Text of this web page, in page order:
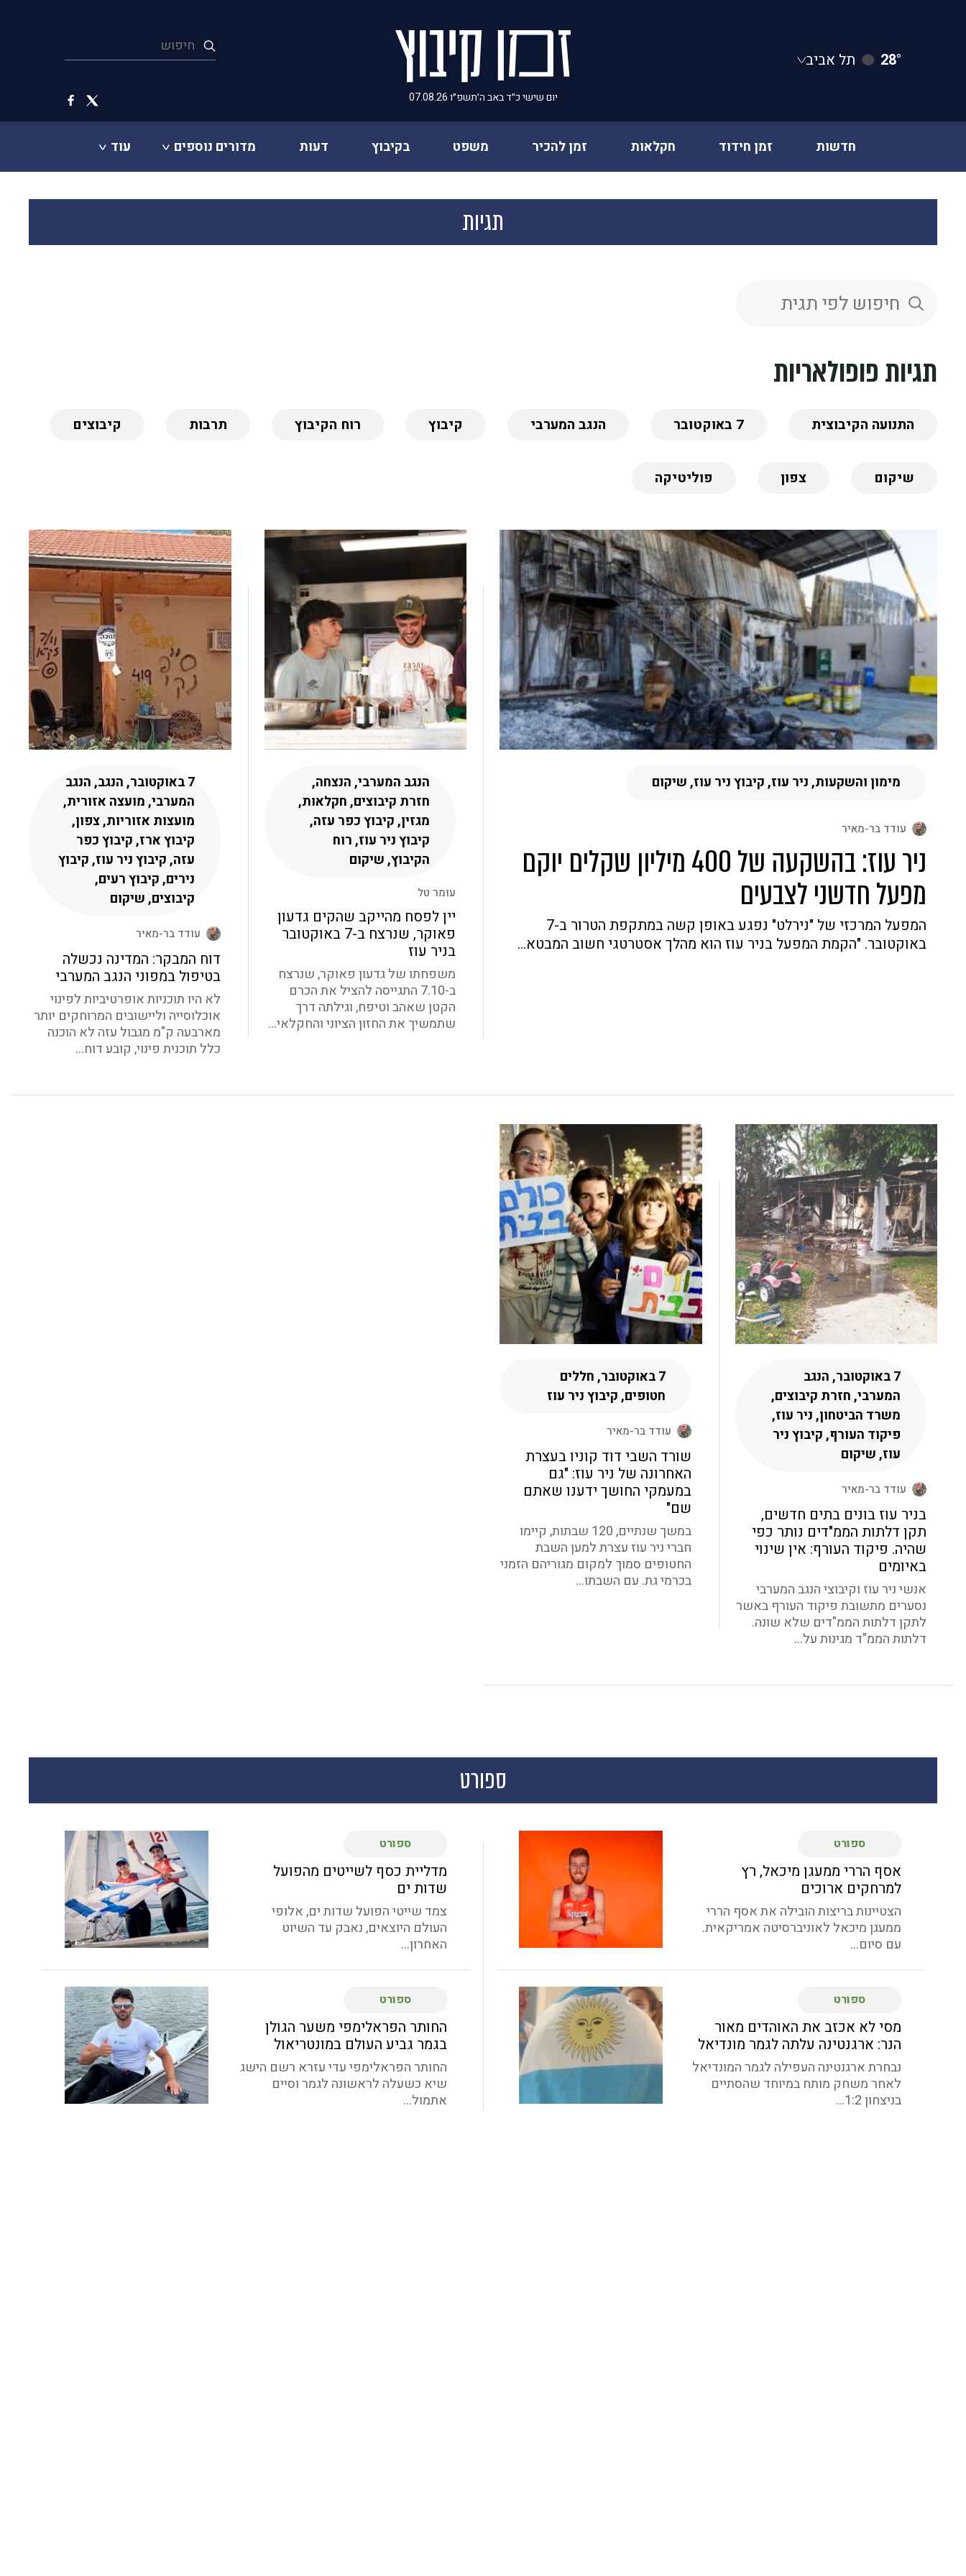
28° תל אביב
יום שישי כ״ד באב ה׳תשפ״ו 07.08.26
חדשות זמן חידוד חקלאות זמן להכיר משפט בקיבוץ דעות מדורים נוספים עוד
תגיות
תגיות פופולאריות
התנועה הקיבוצית 7 באוקטובר הנגב המערבי קיבוץ רוח הקיבוץ תרבות קיבוצים
שיקום צפון פוליטיקה
מימון והשקעות, ניר עוז, קיבוץ ניר עוז, שיקום
עודד בר-מאיר
ניר עוז: בהשקעה של 400 מיליון שקלים יוקם
מפעל חדשני לצבעים
המפעל המרכזי של "נירלט" נפגע באופן קשה במתקפת הטרור ב-7
באוקטובר. "הקמת המפעל בניר עוז הוא מהלך אסטרטגי חשוב המבטא...
הנגב המערבי, הנצחה,
חזרת קיבוצים, חקלאות,
מגזין, קיבוץ כפר עזה,
קיבוץ ניר עוז, רוח
הקיבוץ, שיקום
עומר טל
יין לפסח מהייקב שהקים גדעון
פאוקר, שנרצח ב-7 באוקטובר
בניר עוז
משפחתו של גדעון פאוקר, שנרצח
ב-7.10 התגייסה להציל את הכרם
הקטן שאהב וטיפח, וגילתה דרך
שתמשיך את החזון הציוני והחקלאי...
7 באוקטובר, הנגב, הנגב
המערבי, מועצה אזורית,
מועצות אזוריות, צפון,
קיבוץ ארז, קיבוץ כפר
עזה, קיבוץ ניר עוז, קיבוץ
נירים, קיבוץ רעים,
קיבוצים, שיקום
עודד בר-מאיר
דוח המבקר: המדינה נכשלה
בטיפול במפוני הנגב המערבי
לא היו תוכניות אופרטיביות לפינוי
אוכלוסייה וליישובים המרוחקים יותר
מארבעה ק"מ מגבול עזה לא הוכנה
כלל תוכנית פינוי, קובע דוח...
7 באוקטובר, הנגב
המערבי, חזרת קיבוצים,
משרד הביטחון, ניר עוז,
פיקוד העורף, קיבוץ ניר
עוז, שיקום
עודד בר-מאיר
בניר עוז בונים בתים חדשים,
תקן דלתות הממ"דים נותר כפי
שהיה. פיקוד העורף: אין שינוי
באיומים
אנשי ניר עוז וקיבוצי הנגב המערבי
נסערים מתשובת פיקוד העורף באשר
לתקן דלתות הממ"דים שלא שונה.
דלתות הממ"ד מגינות על...
7 באוקטובר, חללים
חטופים, קיבוץ ניר עוז
עודד בר-מאיר
שורד השבי דוד קוניו בעצרת
האחרונה של ניר עוז: "גם
במעמקי החושך ידענו שאתם
שם"
במשך שנתיים, 120 שבתות, קיימו
חברי ניר עוז עצרת למען השבת
החטופים סמוך למקום מגוריהם הזמני
בכרמי גת. עם השבתו...
ספורט
ספורט
אסף הררי ממעגן מיכאל, רץ
למרחקים ארוכים
הצטיינות בריצות הובילה את אסף הררי
ממעגן מיכאל לאוניברסיטה אמריקאית.
עם סיום...
ספורט
מדליית כסף לשייטים מהפועל
שדות ים
צמד שייטי הפועל שדות ים, אלופי
העולם היוצאים, נאבק עד השיוט
האחרון...
ספורט
מסי לא אכזב את האוהדים מאור
הנר: ארגנטינה עלתה לגמר מונדיאל
נבחרת ארגנטינה העפילה לגמר המונדיאל
לאחר משחק מותח במיוחד שהסתיים
בניצחון 1:2...
ספורט
החותר הפראלימפי משער הגולן
בגמר גביע העולם במונטריאול
החותר הפראלימפי עדי עזרא רשם הישג
שיא כשעלה לראשונה לגמר וסיים
אתמול...